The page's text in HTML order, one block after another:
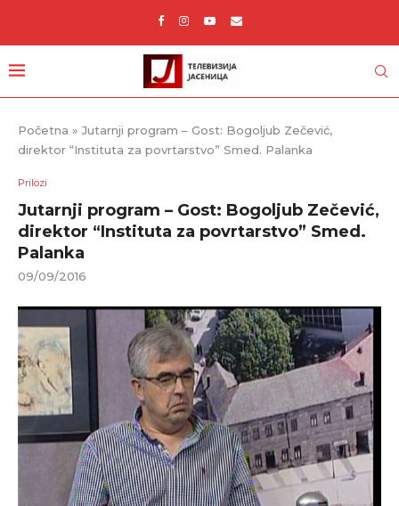
Početna » Jutarnji program – Gost: Bogoljub Zečević,
direktor “Instituta za povrtarstvo” Smed. Palanka
Prilozi
Jutarnji program – Gost: Bogoljub Zečević,
direktor “Instituta za povrtarstvo” Smed.
Palanka
09/09/2016